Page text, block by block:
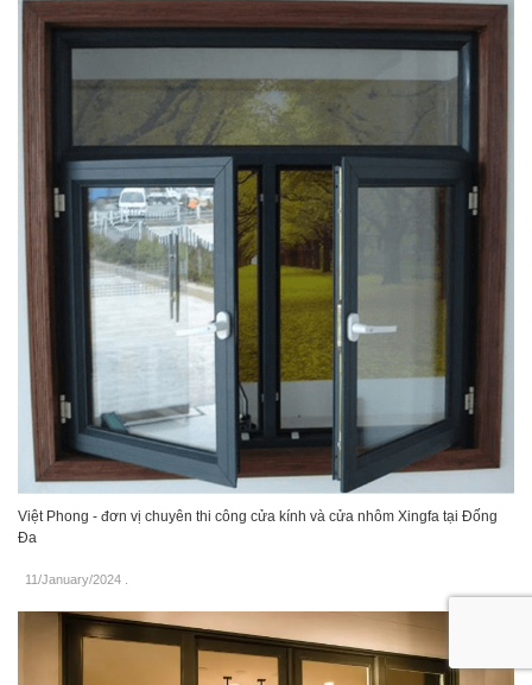
Việt Phong - đơn vị chuyên thi công cửa kính và cửa nhôm Xingfa tại Đống
Đa
11/January/2024